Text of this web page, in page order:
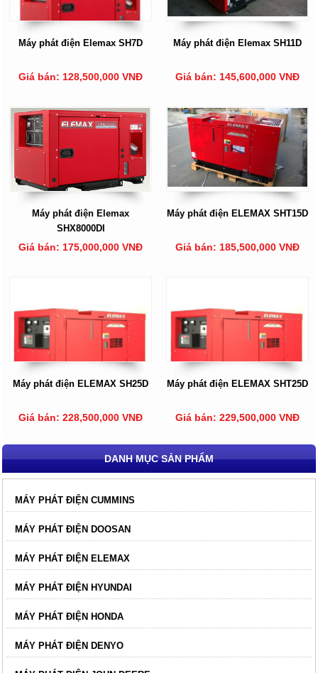
Máy phát điện Elemax SH7D
Giá bán: 128,500,000 VNĐ
Máy phát điện Elemax SH11D
Giá bán: 145,600,000 VNĐ
Máy phát điện Elemax
SHX8000DI
Giá bán: 175,000,000 VNĐ
Máy phát điện ELEMAX SHT15D
Giá bán: 185,500,000 VNĐ
Máy phát điện ELEMAX SH25D
Giá bán: 228,500,000 VNĐ
Máy phát điện ELEMAX SHT25D
Giá bán: 229,500,000 VNĐ
DANH MỤC SẢN PHẨM
MÁY PHÁT ĐIỆN CUMMINS
MÁY PHÁT ĐIỆN DOOSAN
MÁY PHÁT ĐIỆN ELEMAX
MÁY PHÁT ĐIỆN HYUNDAI
MÁY PHÁT ĐIỆN HONDA
MÁY PHÁT ĐIỆN DENYO